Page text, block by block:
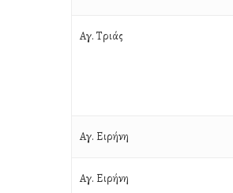
Αγ. Τριάς
Αγ. Ειρήνη
Αγ. Ειρήνη